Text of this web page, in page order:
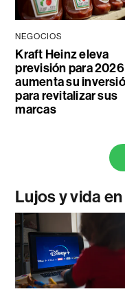
NEGOCIOS
Kraft Heinz eleva
previsión para
aumenta su
para revitalizar sus
marcas
Lujos y vida